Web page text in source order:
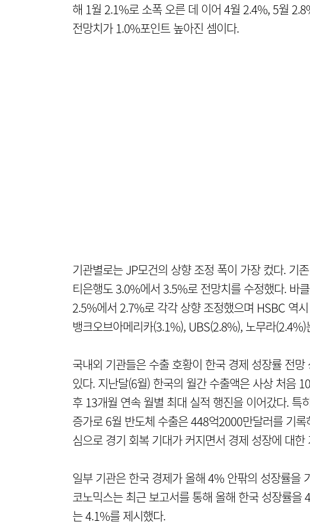
해 1월 2.1%로 소폭 오른 데 이어 4월 2.4%, 5월
전망치가 1.0%포인트 높아진 셈이다.
기관별로는 JP모건의 상향 조정 폭이 가장 컸다. 기
티은행도 3.0%에서 3.5%로 전망치를 수정했다. 바
2.5%에서 2.7%로 각각 상향 조정했으며 HSBC 역
뱅크오브아메리카(3.1%), UBS(2.8%), 노무라
국내외 기관들은 수출 호황이 한국 경제 성장률 전
있다. 지난달(6월) 한국의 월간 수출액은 사상 처음
후 13개월 연속 월별 최대 실적 행진을 이어갔다. 특
증가로 6월 반도체 수출은 448억2000만달러를 기
심으로 경기 회복 기대가 커지면서 경제 성장에 대
일부 기관은 한국 경제가 올해 4% 안팎의 성장률을
코노믹스는 최근 보고서를 통해 올해 한국 성장률
는 4.1%를 제시했다.